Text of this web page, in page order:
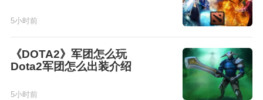
5小时前
《DOTA2》军团怎么玩
Dota2军团怎么出装介绍
5小时前